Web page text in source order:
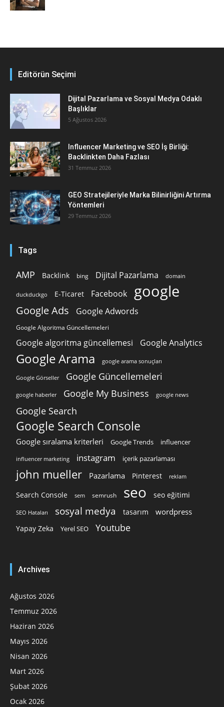
Editörün Seçimi
Dijital Pazarlama ve Sosyal Medya Odaklı
Başlıklar
5 Ağustos 2026
Influencer Marketing ve SEO İş Birliği:
Backlinkten Daha Fazlası
31 Temmuz 2026
GEO Stratejileriyle Marka Bilinirliğini Artırma
Yöntemleri
29 Temmuz 2026
Tags
AMP Backlink bing Dijital Pazarlama domain
duckduckgo E-Ticaret Facebook google
Google Ads Google Adwords
Google Algoritma Güncellemeleri
Google algoritma güncellemesi Google Analytics
Google Arama google arama sonuçları
Google Görseller Google Güncellemeleri
google haberler Google My Business google news
Google Search
Google Search Console
Google sıralama kriterleri Google Trends influencer
influencer marketing instagram içerik pazarlaması
john mueller Pazarlama Pinterest reklam
Search Console sem semrush seo seo eğitimi
SEO Hataları sosyal medya tasarım wordpress
Yapay Zeka Yerel SEO Youtube
Archives
Ağustos 2026
Temmuz 2026
Haziran 2026
Mayıs 2026
Nisan 2026
Mart 2026
Şubat 2026
Ocak 2026